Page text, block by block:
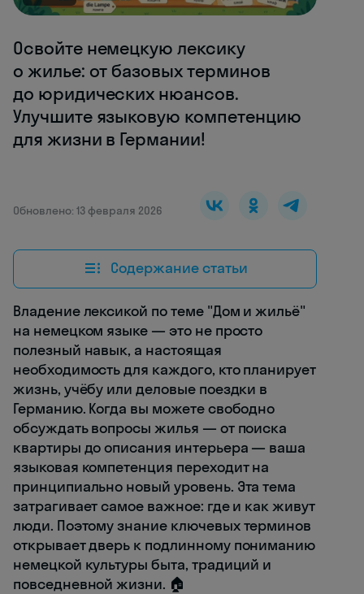
Освойте немецкую лексику
о жилье: от базовых терминов
до юридических нюансов.
Улучшите языковую компетенцию
для жизни в Германии!
Обновлено: 13 февраля 2026
Содержание статьи
Владение лексикой по теме "Дом и жильё"
на немецком языке — это не просто
полезный навык, а настоящая
необходимость для каждого, кто планирует
жизнь, учёбу или деловые поездки в
Германию. Когда вы можете свободно
обсуждать вопросы жилья — от поиска
квартиры до описания интерьера — ваша
языковая компетенция переходит на
принципиально новый уровень. Эта тема
затрагивает самое важное: где и как живут
люди. Поэтому знание ключевых терминов
открывает дверь к подлинному пониманию
немецкой культуры быта, традиций и
повседневной жизни. 🏠